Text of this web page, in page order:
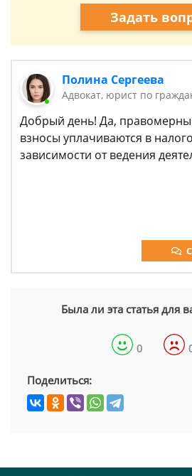
Задать
Полина Сергеева
Адвокат, юрист по
Добрый день! Да,
взносы уплачиваются в
зависимости от ведения
Была ли эта статья для
0
Поделиться: